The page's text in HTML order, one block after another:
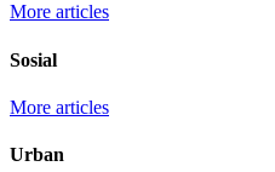
More articles
Sosial
More articles
Urban